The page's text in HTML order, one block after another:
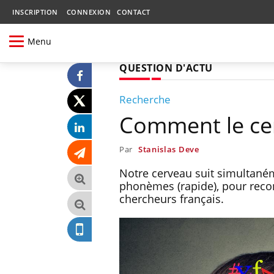
INSCRIPTION CONNEXION CONTACT
Menu
QUESTION D'ACTU
Recherche
Comment le
Par Stanislas Deve
Notre cerveau suit
phonèmes (rapide), pour
chercheurs français.